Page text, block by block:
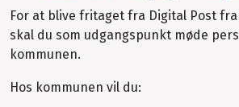
For at blive fritaget fra Digital Post
skal du som udgangspunkt møde
kommunen.
Hos kommunen vil du: